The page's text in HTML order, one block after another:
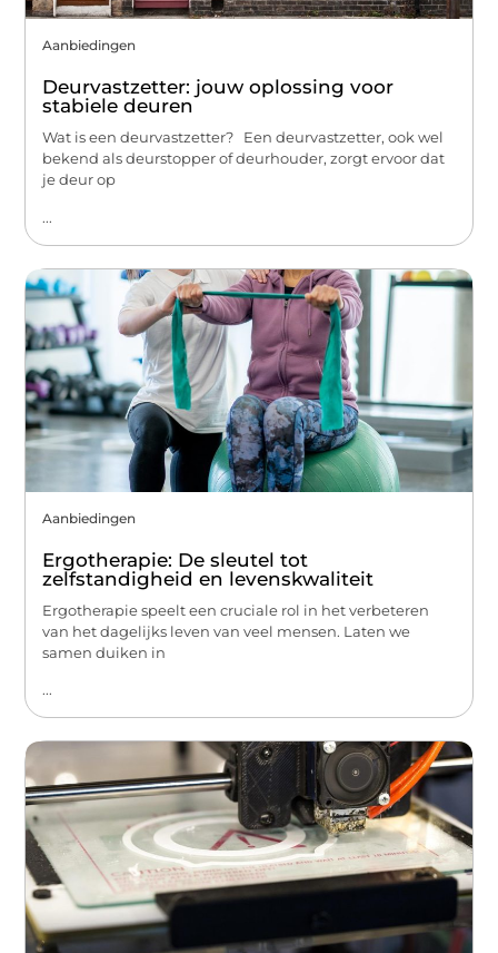
Aanbiedingen
Deurvastzetter: jouw oplossing voor
stabiele deuren
Wat is een deurvastzetter? Een deurvastzetter, ook wel
bekend als deurstopper of deurhouder, zorgt ervoor dat
je deur op
...
Aanbiedingen
Ergotherapie: De sleutel tot
zelfstandigheid en levenskwaliteit
Ergotherapie speelt een cruciale rol in het verbeteren
van het dagelijks leven van veel mensen. Laten we
samen duiken in
...